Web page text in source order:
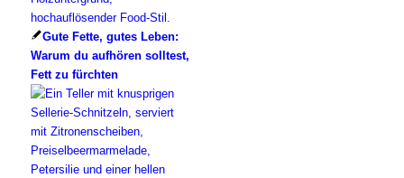
Gute Fette, gutes Leben:
Warum du aufhören solltest,
Fett zu fürchten